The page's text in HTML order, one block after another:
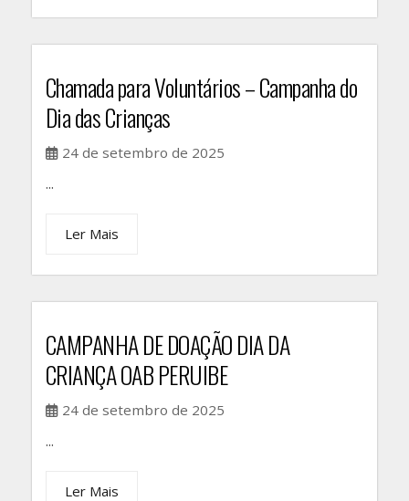
Chamada para Voluntários – Campanha do
Dia das Crianças
24 de setembro de 2025
...
Ler Mais
CAMPANHA DE DOAÇÃO DIA DA
CRIANÇA OAB PERUIBE
24 de setembro de 2025
...
Ler Mais